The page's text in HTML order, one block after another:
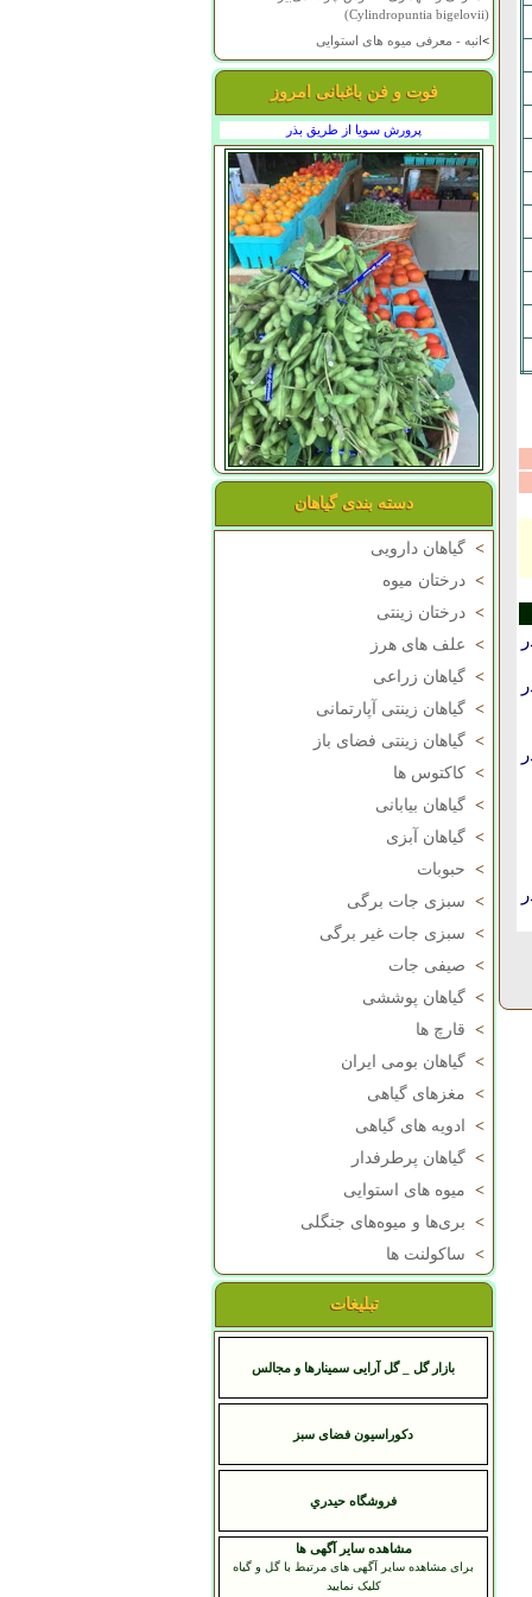
(Cylindropuntia bigelovii)
>انبه - معرفی میوه های استوایی
فوت و فن باغبانی امروز
پرورش سویا از طریق بذر
دسته بندی گیاهان
> گیاهان دارویی
> درختان میوه
> درختان زینتی
> علف های هرز
> گیاهان زراعی
> گیاهان زینتی آپارتمانی
> گیاهان زینتی فضای باز
> کاکتوس ها
> گیاهان بیابانی
> گیاهان آبزی
> حبوبات
> سبزی جات برگی
> سبزی جات غیر برگی
> صیفی جات
> گیاهان پوششی
> قارچ ها
> گیاهان بومی ایران
> مغزهای گیاهی
>
ادویه های گیاهی
> گیاهان پرطرفدار
> میوه های استوایی
> بری‌ها و میوه‌های جنگلی
> ساکولنت ها
تبلیغات
بازار گل _ گل آرایی سمینارها و مجالس
دکوراسیون فضای سبز
فروشگاه حيدري
مشاهده سایر آگهی ها
برای مشاهده سایر آگهی های مرتبط با گل و گیاه
کلیک نمایید